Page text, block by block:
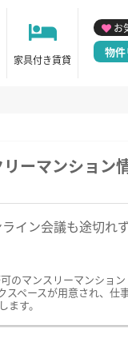
家具付き賃貸
お
物件
ーマンション
イン会議も途切れ
マンスリーマンション
ペースが用意され、仕
す。